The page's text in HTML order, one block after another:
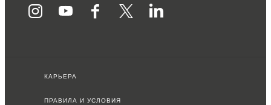
КАРЬЕРА
ПРАВИЛА И УСЛОВИЯ